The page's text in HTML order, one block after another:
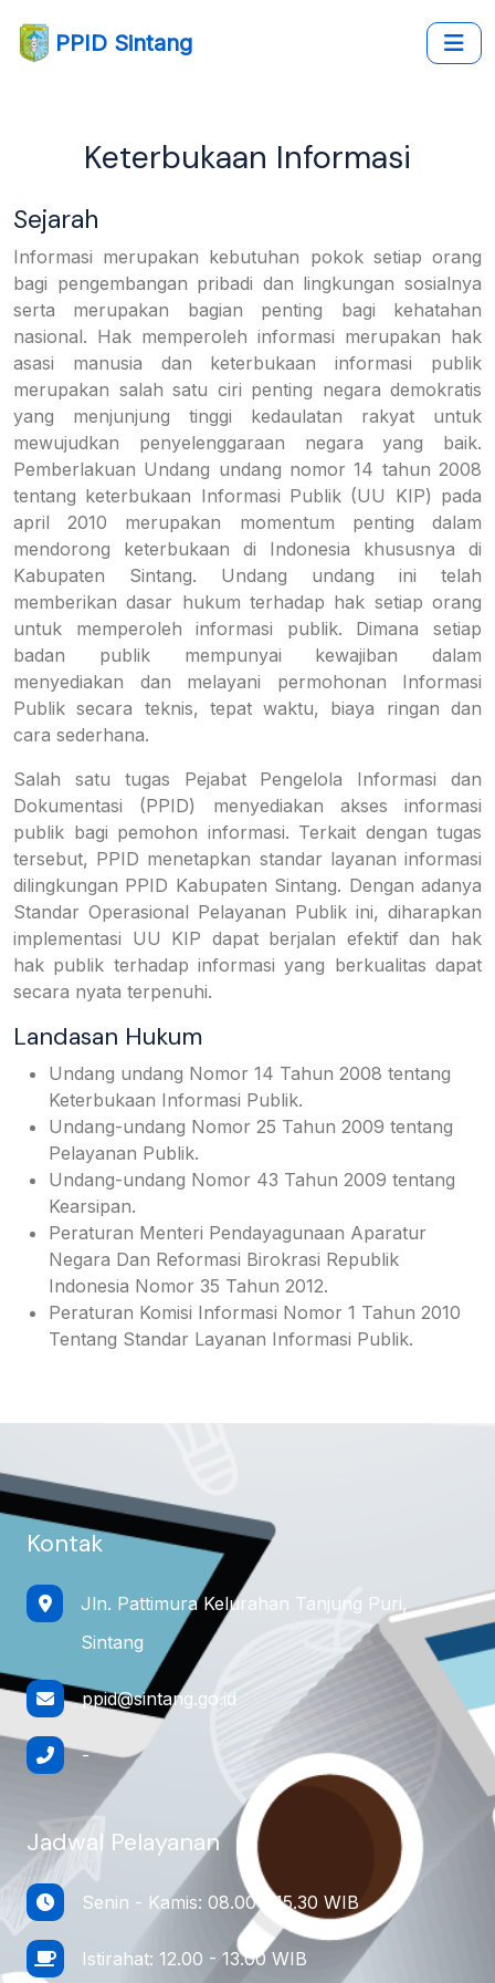
PPID Sintang
Keterbukaan Informasi
Sejarah
Informasi merupakan kebutuhan pokok setiap orang
bagi pengembangan pribadi dan lingkungan sosialnya
serta merupakan bagian penting bagi kehatahan
nasional. Hak memperoleh informasi merupakan hak
asasi manusia dan keterbukaan informasi publik
merupakan salah satu ciri penting negara demokratis
yang menjunjung tinggi kedaulatan rakyat untuk
mewujudkan penyelenggaraan negara yang baik.
Pemberlakuan Undang undang nomor 14 tahun 2008
tentang keterbukaan Informasi Publik (UU KIP) pada
april 2010 merupakan momentum penting dalam
mendorong keterbukaan di Indonesia khususnya di
Kabupaten Sintang. Undang undang ini telah
memberikan dasar hukum terhadap hak setiap orang
untuk memperoleh informasi publik. Dimana setiap
badan publik mempunyai kewajiban dalam
menyediakan dan melayani permohonan Informasi
Publik secara teknis, tepat waktu, biaya ringan dan
cara sederhana.
Salah satu tugas Pejabat Pengelola Informasi dan
Dokumentasi (PPID) menyediakan akses informasi
publik bagi pemohon informasi. Terkait dengan tugas
tersebut, PPID menetapkan standar layanan informasi
dilingkungan PPID Kabupaten Sintang. Dengan adanya
Standar Operasional Pelayanan Publik ini, diharapkan
implementasi UU KIP dapat berjalan efektif dan hak
hak publik terhadap informasi yang berkualitas dapat
secara nyata terpenuhi.
Landasan Hukum
Undang undang Nomor 14 Tahun 2008 tentang
Keterbukaan Informasi Publik.
Undang-undang Nomor 25 Tahun 2009 tentang
Pelayanan Publik.
Undang-undang Nomor 43 Tahun 2009 tentang
Kearsipan.
Peraturan Menteri Pendayagunaan Aparatur
Negara Dan Reformasi Birokrasi Republik
Indonesia Nomor 35 Tahun 2012.
Peraturan Komisi Informasi Nomor 1 Tahun 2010
Tentang Standar Layanan Informasi Publik.
Kontak
Jln. Pattimura Kelurahan Tanjung Puri,
Sintang
ppid@sintang.go.id
-
Jadwal Pelayanan
Senin - Kamis: 08.00 - 15.30 WIB
Istirahat: 12.00 - 13.00 WIB